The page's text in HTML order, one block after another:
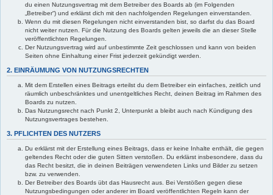
du einen Nutzungsvertrag mit dem Betreiber des Boards ab (im Folgenden
„Betreiber“) und erklärst dich mit den nachfolgenden Regelungen einverstanden.
Wenn du mit diesen Regelungen nicht einverstanden bist, so darfst du das Board
nicht weiter nutzen. Für die Nutzung des Boards gelten jeweils die an dieser Stelle
veröffentlichten Regelungen.
Der Nutzungsvertrag wird auf unbestimmte Zeit geschlossen und kann von beiden
Seiten ohne Einhaltung einer Frist jederzeit gekündigt werden.
2. EINRÄUMUNG VON NUTZUNGSRECHTEN
Mit dem Erstellen eines Beitrags erteilst du dem Betreiber ein einfaches, zeitlich und
räumlich unbeschränktes und unentgeltliches Recht, deinen Beitrag im Rahmen des
Boards zu nutzen.
Das Nutzungsrecht nach Punkt 2, Unterpunkt a bleibt auch nach Kündigung des
Nutzungsvertrages bestehen.
3. PFLICHTEN DES NUTZERS
Du erklärst mit der Erstellung eines Beitrags, dass er keine Inhalte enthält, die gegen
geltendes Recht oder die guten Sitten verstoßen. Du erklärst insbesondere, dass du
das Recht besitzt, die in deinen Beiträgen verwendeten Links und Bilder zu setzen
bzw. zu verwenden.
Der Betreiber des Boards übt das Hausrecht aus. Bei Verstößen gegen diese
Nutzungsbedingungen oder anderer im Board veröffentlichten Regeln kann der